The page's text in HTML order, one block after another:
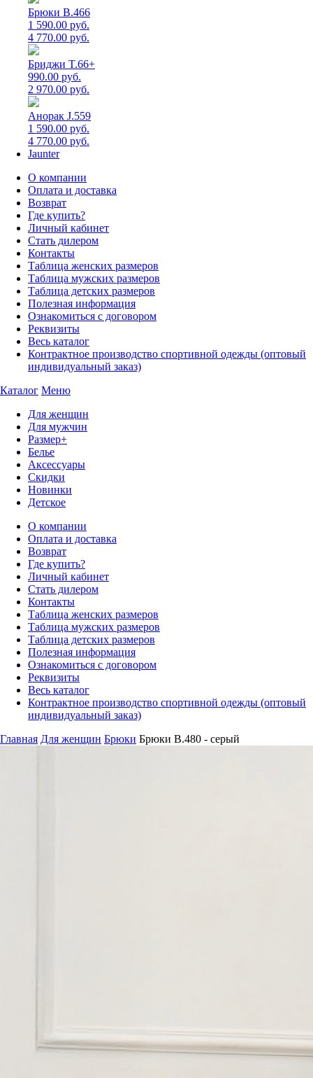
Брюки B.466
1 590.00 руб.
4 770.00 руб.
Бриджи T.66+
990.00 руб.
2 970.00 руб.
Анорак J.559
1 590.00 руб.
4 770.00 руб.
Jaunter
О компании
Оплата и доставка
Возврат
Где купить?
Личный кабинет
Стать дилером
Контакты
Таблица женских размеров
Таблица мужских размеров
Таблица детских размеров
Полезная информация
Ознакомиться с договором
Реквизиты
Весь каталог
Контрактное производство спортивной одежды (оптовый
индивидуальный заказ)
Каталог Меню
Для женщин
Для мужчин
Размер+
Белье
Аксессуары
Скидки
Новинки
Детское
О компании
Оплата и доставка
Возврат
Где купить?
Личный кабинет
Стать дилером
Контакты
Таблица женских размеров
Таблица мужских размеров
Таблица детских размеров
Полезная информация
Ознакомиться с договором
Реквизиты
Весь каталог
Контрактное производство спортивной одежды (оптовый
индивидуальный заказ)
Главная Для женщин Брюки Брюки B.480 - серый